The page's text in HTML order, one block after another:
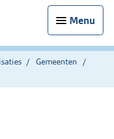
Menu
Gemeenten